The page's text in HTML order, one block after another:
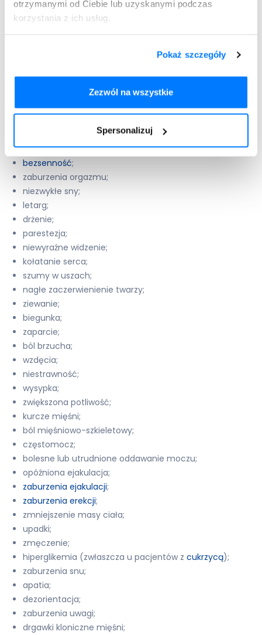
otrzymanymi od Ciebie lub uzyskanymi podczas
korzystania z ich usług.
Pokaż szczegóły
Zezwól na wszystkie
Spersonalizuj
ból głowy;
nudności lub wymioty;
zmniejszenie łaknienia;
pobudzenie;
bezsenność;
zaburzenia orgazmu;
niezwykłe sny;
letarg;
drżenie;
parestezja;
niewyraźne widzenie;
kołatanie serca;
szumy w uszach;
nagłe zaczerwienienie twarzy;
ziewanie;
biegunka;
zaparcie;
ból brzucha;
wzdęcia;
niestrawność;
wysypka;
zwiększona potliwość;
kurcze mięśni;
ból mięśniowo-szkieletowy;
częstomocz;
bolesne lub utrudnione oddawanie moczu;
opóźniona ejakulacja;
zaburzenia ejakulacji;
zaburzenia erekcji;
zmniejszenie masy ciała;
upadki;
zmęczenie;
hiperglikemia (zwłaszcza u pacjentów z cukrzycą);
zaburzenia snu;
apatia;
dezorientacja;
zaburzenia uwagi;
drgawki kloniczne mięśni;